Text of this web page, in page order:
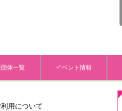
団体一覧 イベント情報
用について